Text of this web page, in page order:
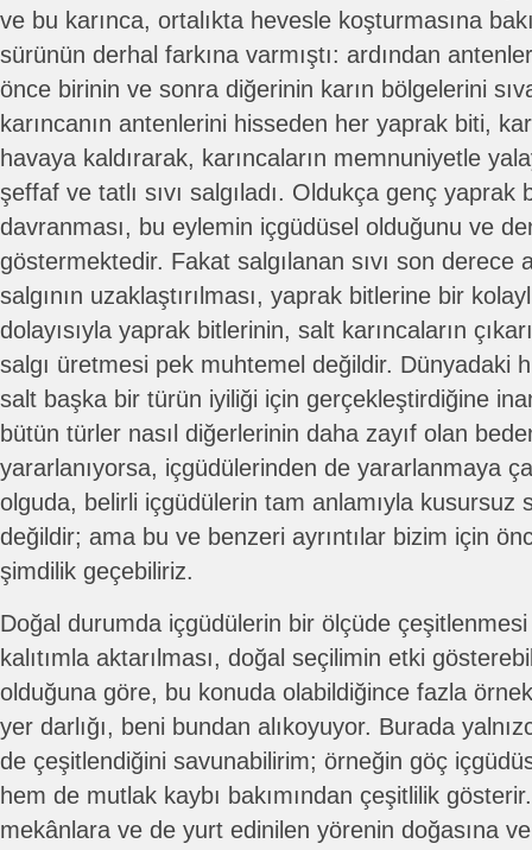
ve bu karınca, ortalıkta hevesle koşturmasına
sürünün derhal farkına varmıştı: ardından
önce birinin ve sonra diğerinin karın bölgelerini
karıncanın antenlerini hisseden her yaprak biti,
havaya kaldırarak, karıncaların memnuniyetle
şeffaf ve tatlı sıvı salgıladı. Oldukça genç yaprak
davranması, bu eylemin içgüdüsel olduğunu ve
göstermektedir. Fakat salgılanan sıvı son derece
salgının uzaklaştırılması, yaprak bitlerine bir
dolayısıyla yaprak bitlerinin, salt karıncaların
salgı üretmesi pek muhtemel değildir. Dünyadaki
salt başka bir türün iyiliği için gerçekleştirdiğine
bütün türler nasıl diğerlerinin daha zayıf olan
yararlanıyorsa, içgüdülerinden de yararlanmaya
olguda, belirli içgüdülerin tam anlamıyla kusursuz
değildir; ama bu ve benzeri ayrıntılar bizim için
şimdilik geçebiliriz.
Doğal durumda içgüdülerin bir ölçüde
kalıtımla aktarılması, doğal seçilimin etki
olduğuna göre, bu konuda olabildiğince fazla
yer darlığı, beni bundan alıkoyuyor. Burada
de çeşitlendiğini savunabilirim; örneğin göç
hem de mutlak kaybı bakımından çeşitlilik
mekânlara ve de yurt edinilen yörenin doğasına ve